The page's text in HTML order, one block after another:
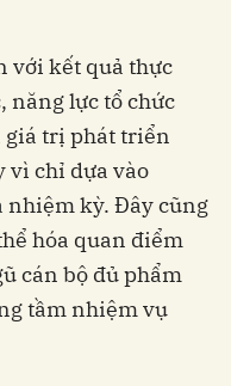
với kết quả thực
năng lực tổ chức
giá trị phát triển
vì chỉ dựa vào
nhiệm kỳ. Đây cũng
hóa quan điểm
cán bộ đủ phẩm
tầm nhiệm vụ